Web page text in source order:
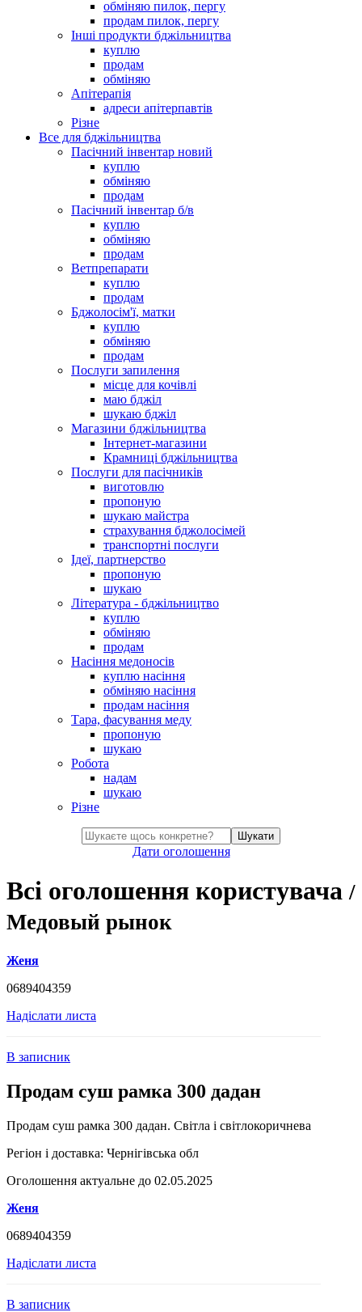
обміняю пилок, пергу
продам пилок, пергу
Інші продукти бджільництва
куплю
продам
обміняю
Апітерапія
адреси апітерпавтів
Різне
Все для бджільництва
Пасічний інвентар новий
куплю
обміняю
продам
Пасічний інвентар б/в
куплю
обміняю
продам
Ветпрепарати
куплю
продам
Бджолосім'ї, матки
куплю
обміняю
продам
Послуги запилення
місце для кочівлі
маю бджіл
шукаю бджіл
Магазини бджільництва
Інтернет-магазини
Крамниці бджільництва
Послуги для пасічників
виготовлю
пропоную
шукаю майстра
страхування бджолосімей
транспортні послуги
Ідеї, партнерство
пропоную
шукаю
Література - бджільництво
куплю
обміняю
продам
Насіння медоносів
куплю насіння
обміняю насіння
продам насіння
Тара, фасування меду
пропоную
шукаю
Робота
надам
шукаю
Різне
Шукати
Дати оголошення
Всі оголошення користувача/
Медовый рынок
Женя
0689404359
Надіслати листа
В записник
Продам суш рамка 300 дадан
Продам суш рамка 300 дадан. Світла і світлокоричнева
Регіон і доставка: Чернігівська обл
Оголошення актуальне до 02.05.2025
Женя
0689404359
Надіслати листа
В записник